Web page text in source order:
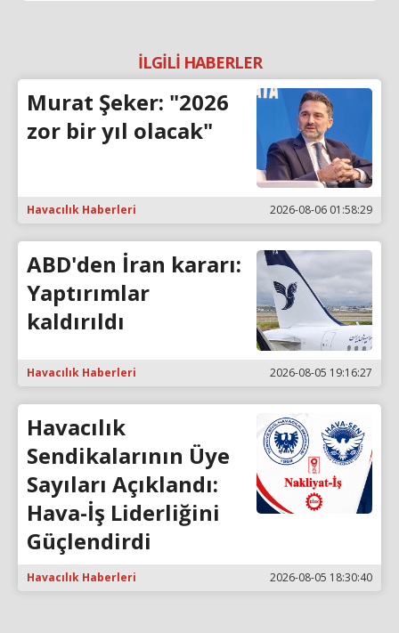
İLGİLİ HABERLER
Murat Şeker: "2026
zor bir yıl olacak"
Havacılık Haberleri 2026-08-06 01:58:29
ABD'den İran kararı:
Yaptırımlar
kaldırıldı
Havacılık Haberleri 2026-08-05 19:16:27
Havacılık
Sendikalarının Üye
Sayıları Açıklandı:
Hava-İş Liderliğini
Güçlendirdi
Havacılık Haberleri 2026-08-05 18:30:40